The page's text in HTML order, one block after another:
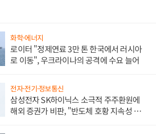
화학·에너지
로이터 "정제연료 3만 톤 한국에서 러시아
로 이동", 우크라이나의 공격에 수요 늘어
전자·전기·정보통신
삼성전자 SK하이닉스 소극적 주주환원에
해외 증권가 비판, "반도체 호황 지속성 의